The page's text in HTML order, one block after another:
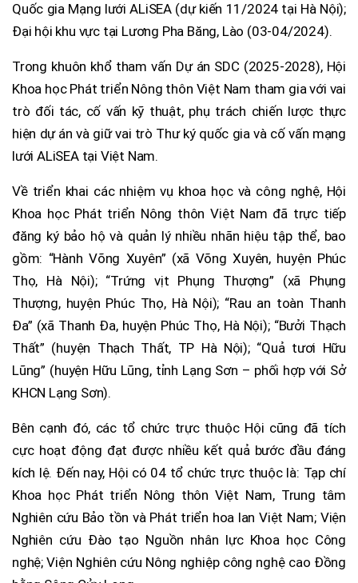
Quốc gia Mạng lưới ALiSEA (dự kiến 11/2024 tại Hà Nội);
Đại hội khu vực tại Lương Pha Băng, Lào (03-04/2024).
Trong khuôn khổ tham vấn Dự án SDC (2025-2028), Hội
Khoa học Phát triển Nông thôn Việt Nam tham gia với vai
trò đối tác, cố vấn kỹ thuật, phụ trách chiến lược thực
hiện dự án và giữ vai trò Thư ký quốc gia và cố vấn mạng
lưới ALiSEA tại Việt Nam.
Về triển khai các nhiệm vụ khoa học và công nghệ, Hội
Khoa học Phát triển Nông thôn Việt Nam đã trực tiếp
đăng ký bảo hộ và quản lý nhiều nhãn hiệu tập thể, bao
gồm: “Hành Võng Xuyên” (xã Võng Xuyên, huyện Phúc
Thọ, Hà Nội); “Trứng vịt Phụng Thượng” (xã Phụng
Thượng, huyện Phúc Thọ, Hà Nội); “Rau an toàn Thanh
Đa” (xã Thanh Đa, huyện Phúc Thọ, Hà Nội); “Bưởi Thạch
Thất” (huyện Thạch Thất, TP Hà Nội); “Quả tươi Hữu
Lũng” (huyện Hữu Lũng, tỉnh Lạng Sơn – phối hợp với Sở
KHCN Lạng Sơn).
Bên cạnh đó, các tổ chức trực thuộc Hội cũng đã tích
cực hoạt động đạt được nhiều kết quả bước đầu đáng
kích lệ. Đến nay, Hội có 04 tổ chức trực thuộc là: Tạp chí
Khoa học Phát triển Nông thôn Việt Nam, Trung tâm
Nghiên cứu Bảo tồn và Phát triển hoa lan Việt Nam; Viện
Nghiên cứu Đào tạo Nguồn nhân lực Khoa học Công
nghệ; Viện Nghiên cứu Nông nghiệp công nghệ cao Đồng